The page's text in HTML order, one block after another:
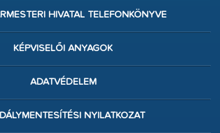
HIVATAL TELEFONKÖNYVE
KÉPVISELŐI ANYAGOK
ADATVÉDELEM
NYILATKOZAT